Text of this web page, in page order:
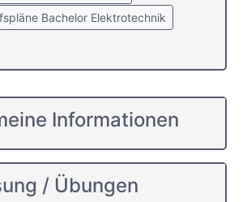
Bachelor Elektrotechnik
Informationen
/ Übungen